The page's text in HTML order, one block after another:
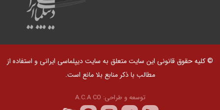
© کلیه حقوق قانونی این سایت متعلق به سایت دیپلماسی ایرانی و استفاده از
مطالب با ذکر منابع بلا مانع است.
توسعه و طراحی: A.C.A CO